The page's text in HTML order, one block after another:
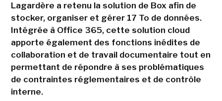
Lagardère a retenu la solution de Box afin de
stocker, organiser et gérer 17 To de données.
Intégrée à Office 365, cette solution cloud
apporte également des fonctions inédites de
collaboration et de travail documentaire tout en
permettant de répondre à ses problématiques
de contraintes réglementaires et de contrôle
interne.